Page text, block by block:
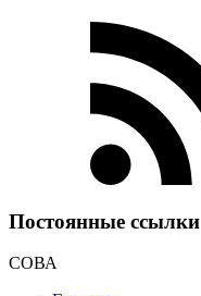
Постоянные ссылки
СОВА